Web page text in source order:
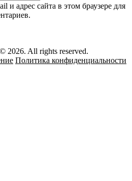
и адрес сайта в этом браузере для
All rights reserved.
Политика конфиденциальности